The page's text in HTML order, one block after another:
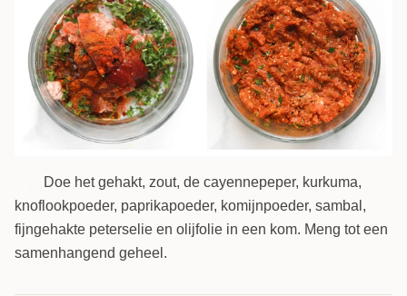
Doe het gehakt, zout, de cayennepeper, kurkuma,
knoflookpoeder, paprikapoeder, komijnpoeder, sambal,
fijngehakte peterselie en olijfolie in een kom. Meng tot een
samenhangend geheel.